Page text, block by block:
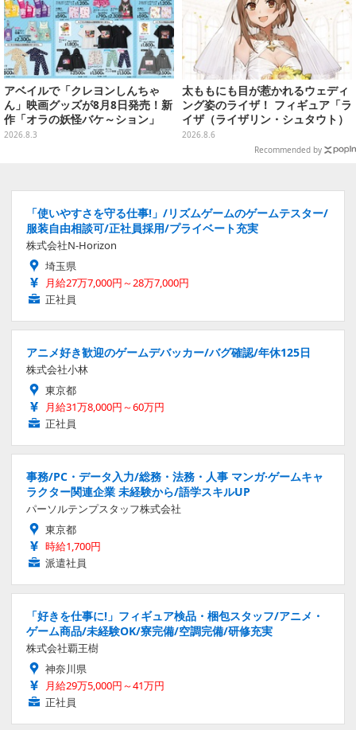
アベイルで「クレヨンしんちゃ
ん」映画グッズが8月8日発売！新
作「オラの妖怪バケ～ション」
や、「ヘンダーランド」「暗黒タ
2026.8.3
太ももにも目が惹かれるウェディ
ング姿のライザ！ フィギュア「ラ
イザ（ライザリン・シュタウト）
ウェディングStyle」が8月7日よ
り予約受付開始
2026.8.6
Recommended by
「使いやすさを守る仕事!」/リズムゲームのゲームテスター/
服装自由相談可/正社員採用/プライベート充実
株式会社N-Horizon
埼玉県
月給27万7,000円～28万7,000円
正社員
アニメ好き歓迎のゲームデバッカー/バグ確認/年休125日
株式会社小林
東京都
月給31万8,000円～60万円
正社員
事務/PC・データ入力/総務・法務・人事 マンガ·ゲームキャ
ラクター関連企業 未経験から/語学スキルUP
パーソルテンプスタッフ株式会社
東京都
時給1,700円
派遣社員
「好きを仕事に!」フィギュア検品・梱包スタッフ/アニメ・
ゲーム商品/未経験OK/寮完備/空調完備/研修充実
株式会社覇王樹
神奈川県
月給29万5,000円～41万円
正社員